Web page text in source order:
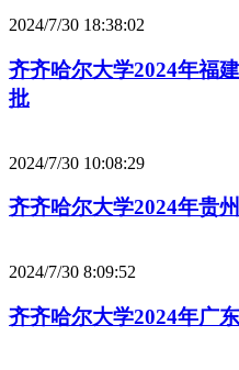
2024/7/30 18:38:02
齐齐哈尔大学2024年福
批
2024/7/30 10:08:29
齐齐哈尔大学2024年贵
2024/7/30 8:09:52
齐齐哈尔大学2024年广